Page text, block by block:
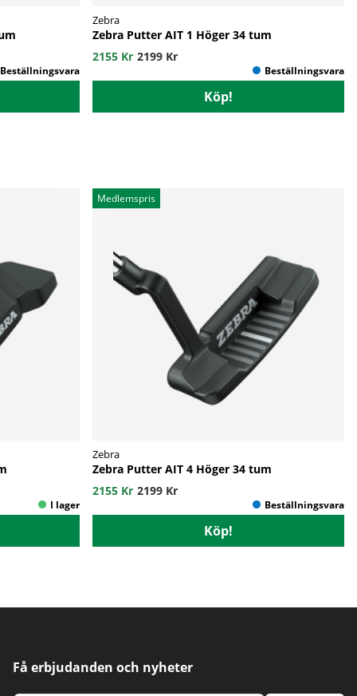
Zebra
Zebra Putter AIT 1 Höger 34 tum
2155 Kr 2199 Kr
Köp!
Medlemspris
Zebra
Zebra Putter AIT 4 Höger 34 tum
2155 Kr 2199 Kr
Köp!
Få erbjudanden och nyheter